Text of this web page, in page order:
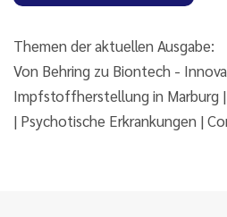
Themen der aktuellen Ausgabe:
Von Behring zu Biontech -
Impfstoffherstellung in Marburg
| Psychotische Erkrankungen |